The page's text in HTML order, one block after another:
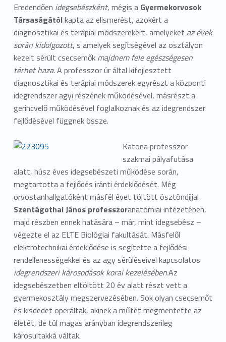
Eredendően idegsebészként, mégis a Gyermekorvosok
Társaságátólkapta az elismerést, azokért a
diagnosztikai és terápiai módszerekért, amelyeket az évek
során kidolgozott, s amelyek segítségével az osztályon
kezelt sérült csecsemők majdnem fele egészségesen
térhet haza.A professzor úr által kifejlesztett
diagnosztikai és terápiai módszerek egyrészt a központi
idegrendszer agyi részének működésével, másrészt a
gerincvelő működésével foglalkoznak és az idegrendszer
fejlődésével függnek össze.
Katona professzor
szakmai pályafutása
alatt, húsz éves idegsebészeti működése során,
megtartotta a fejlődés iránti érdeklődését. Még
orvostanhallgatóként másfél évet töltött ösztöndíjjal
Szentágothai János professzoranatómiai intézetében,
majd részben ennek hatására – már, mint idegsebész –
végezte el az ELTE Biológiai fakultását. Másfelől
elektrotechnikai érdeklődése is segítette a fejlődési
rendellenességekkel és az agy sérüléseivel kapcsolatos
idegrendszeri károsodások korai kezelésében.Az
idegsebészetben eltöltött 20 év alatt részt vett a
gyermekosztály megszervezésében. Sok olyan csecsemőt
és kisdedet operáltak, akinek a műtét megmentette az
életét, de túl magas arányban idegrendszerileg
károsultakká váltak.